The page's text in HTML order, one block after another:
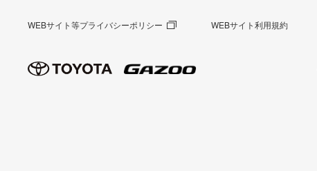
WEBサイト等プライバシーポリシー WEBサイト利用規約